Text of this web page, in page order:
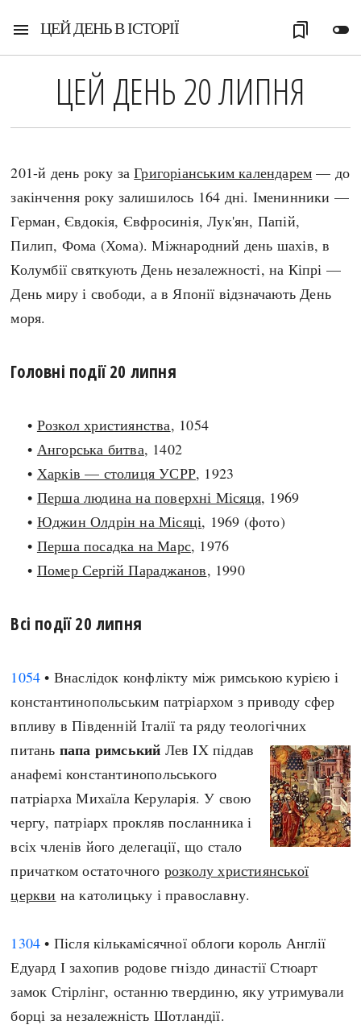
menu ЦЕЙ ДЕНЬ В ІСТОРІЇ toggle_off
bookmarks
СЬОГОДНІ
ЗАГОЛОВКИ
ПРАВИЛА ЖИТТЯ
ВИ (НЕ) ЗНАЛИ
ПОДКАСТИ
КРУГЛІ ДАТИ
НОТА БЕНЕ
ФОТОІСТОРІЇ
ІНФОГРАФІКА
Рубрики
Авіація і космонавтика
Архітектура і будівництво
Битви і війни
Катастрофи
Культура і мистецтво
Подорожі і відкриття
Політика
Релігія
Розваги і дозвілля
Україна
Козацька доба
Українська революція
Україна радянська
Україна незалежна
Хронологія
Античні часи
Високе Середньовіччя
Пізнє Середньовіччя
Нова історія
Новітня історія
ЦЕЙ ДЕНЬ 20 ЛИПНЯ
201-й день року заГригоріанським календарем — до
закінчення року залишилось 164 дні. Іменинники —
Герман, Євдокія, Євфросинія, Лук'ян, Папій,
Пилип, Фома (Хома). Міжнародний день шахів, в
Колумбії святкують День незалежності, на Кіпрі —
День миру і свободи, а в Японії відзначають День
моря.
Головні події 20 липня
• Розкол християнства, 1054
• Ангорська битва, 1402
• Харків — столиця УСРР, 1923
• Перша людина на поверхні Місяця, 1969
• Юджин Олдрін на Місяці, 1969 (фото)
• Перша посадка на Марс, 1976
• Помер Сергій Параджанов, 1990
Всі події 20 липня
1054 • Внаслідок конфлікту між римською курією і
константинопольським патріархом з приводу сфер
впливу в Південній Італії та ряду теологічних
питань папа римський Лев IX піддав
анафемі константинопольського
патріарха Михаїла Керуларія. У свою
чергу, патріарх прокляв посланника і
всіх членів його делегації, що стало
причатком остаточного розколу християнської
церкви на католицьку і православну.
1304 • Після кількамісячної облоги король Англії
Едуард І захопив родове гніздо династії Стюарт
замок Стірлінг, останню твердиню, яку утримували
борці за незалежність Шотландії.